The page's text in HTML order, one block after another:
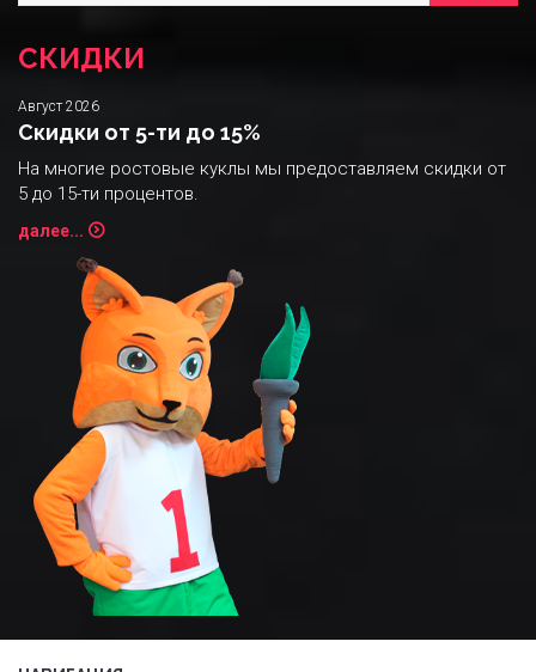
СКИДКИ
Август 2026
Скидки от 5-ти до 15%
На многие ростовые куклы мы предоставляем скидки от
5 до 15-ти процентов.
далее...